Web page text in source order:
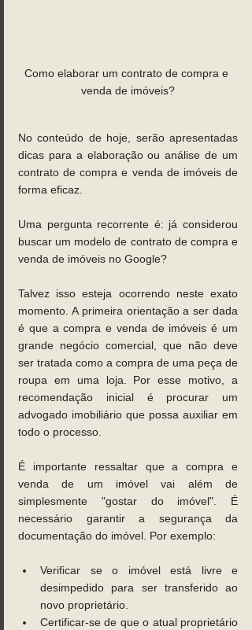
Como elaborar um contrato de compra e
venda de imóveis?
No conteúdo de hoje, serão apresentadas
dicas para a elaboração ou análise de um
contrato de compra e venda de imóveis de
forma eficaz.
Uma pergunta recorrente é: já considerou
buscar um modelo de contrato de compra e
venda de imóveis no Google?
Talvez isso esteja ocorrendo neste exato
momento. A primeira orientação a ser dada
é que a compra e venda de imóveis é um
grande negócio comercial, que não deve
ser tratada como a compra de uma peça de
roupa em uma loja. Por esse motivo, a
recomendação inicial é procurar um
advogado imobiliário que possa auxiliar em
todo o processo.
É importante ressaltar que a compra e
venda de um imóvel vai além de
simplesmente "gostar do imóvel". É
necessário garantir a segurança da
documentação do imóvel. Por exemplo:
Verificar se o imóvel está livre e
desimpedido para ser transferido ao
novo proprietário.
Certificar-se de que o atual proprietário